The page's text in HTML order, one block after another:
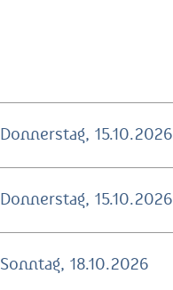
Donnerstag, 15.10.2026
Donnerstag, 15.10.2026
Sonntag, 18.10.2026